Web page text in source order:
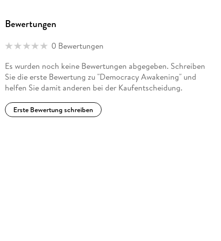
Bewertungen
0 Bewertungen
Es wurden noch keine Bewertungen abgegeben. Schreiben
Sie die erste Bewertung zu "Democracy Awakening" und
helfen Sie damit anderen bei der Kaufentscheidung.
Erste Bewertung schreiben